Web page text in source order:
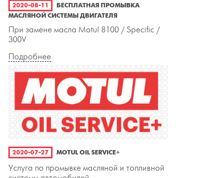
2020-08-11
БЕСПЛАТНАЯ ПРОМЫВКА
МАСЛЯНОЙ СИСТЕМЫ ДВИГАТЕЛЯ
При замене масла Motul 8100 / Specific /
300V
Подробнее
2020-07-27 MOTUL OIL SERVICE+
Услуга по промывке масляной и топливной